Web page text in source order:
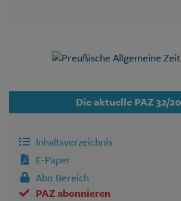
Die aktuelle PAZ 32/
Inhaltsverzeichnis
E-Paper
Abo Bereich
PAZ abonnieren